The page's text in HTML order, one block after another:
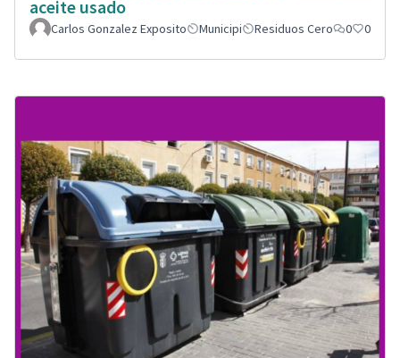
aceite usado
Carlos Gonzalez Exposito Municipi Residuos Cero 0 0